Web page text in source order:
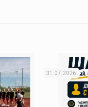
31.07.2026